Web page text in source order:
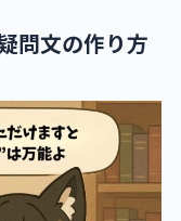
問文の作り方